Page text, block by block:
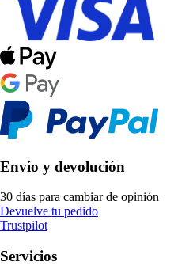
Envío y devolución
30 días para cambiar de opinión
Devuelve tu pedido
Trustpilot
Servicios